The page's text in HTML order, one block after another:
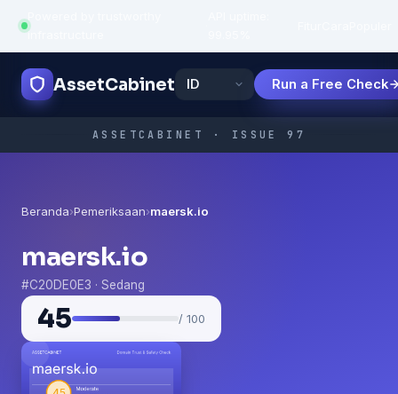
infrastructure
AssetCabinet Run a Free Check
ASSETCABINET · ISSUE 97
Beranda›Pemeriksaan›maersk.io
maersk.io
#C20DE0E3 · Sedang
45 / 100